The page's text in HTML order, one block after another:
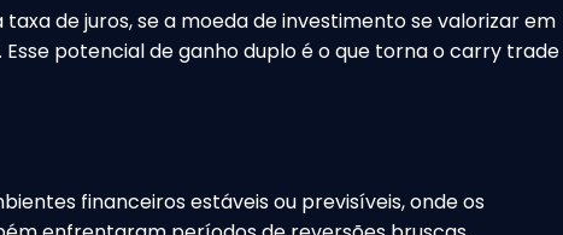
de juros, se a moeda de investimento se valorizar em
potencial de ganho duplo é o que torna o carry trade
financeiros estáveis ​​ou previsíveis, onde os